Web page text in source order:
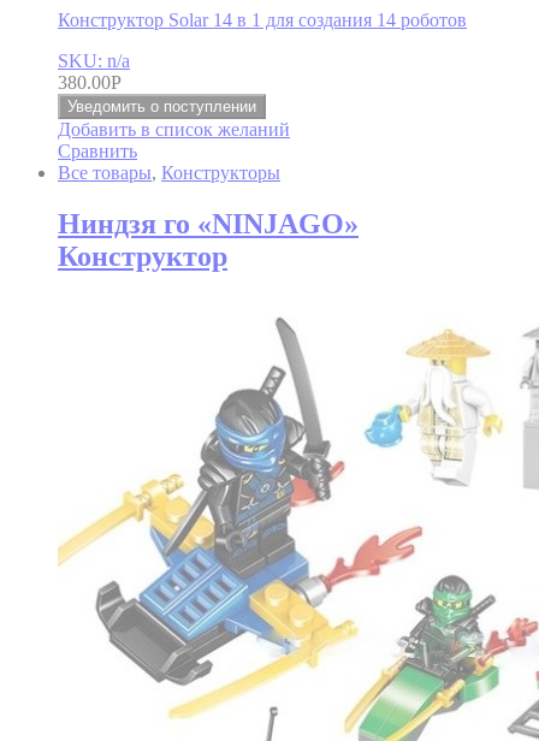
Конструктор Solar 14 в 1 для создания 14 роботов
SKU: n/a
380.00Р
Уведомить о поступлении
Добавить в список желаний
Сравнить
Все товары, Конструкторы
Ниндзя го «NINJAGO»
Конструктор